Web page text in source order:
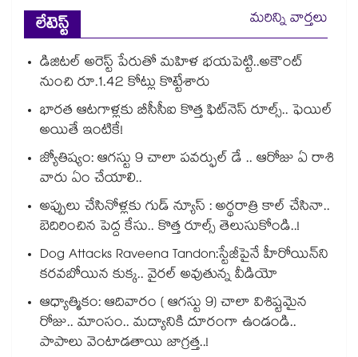
లేటెస్ట్
మరిన్ని వార్తలు
డిజిటల్ అరెస్ట్ పేరుతో మహిళ భయపెట్టి..అకౌంట్
నుంచి రూ.1.42 కోట్లు కొట్టేశారు
భారత ఆటగాళ్లకు బీసీసీఐ కొత్త ఫిట్‌నెస్ రూల్స్.. ఫెయిల్
అయితే ఇంటికే!
జ్యోతిష్యం: ఆగస్టు 9 చాలా పవర్ఫుల్ డే .. ఆరోజు ఏ రాశి
వారు ఏం చేయాలి..
అప్పులు చేసినోళ్లకు గుడ్ న్యూస్ : అర్థరాత్రి కాల్ చేసినా..
బెదిరించిన పెద్ద కేసు.. కొత్త రూల్స్ తెలుసుకోండి..!
Dog Attacks Raveena Tandon:స్టేజీపైనే హీరోయిన్⁬ని
కరవబోయిన కుక్క.. వైరల్ అవుతున్న వీడియో
ఆధ్యాత్మికం: ఆదివారం ( ఆగస్టు 9) చాలా విశిష్టమైన
రోజు.. మాంసం.. మద్యానికి దూరంగా ఉండండి..
పాపాలు వెంటాడతాయి జాగ్రత్త..!